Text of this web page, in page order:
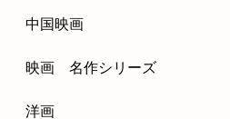
中国映画
映画 名作シリーズ
洋画